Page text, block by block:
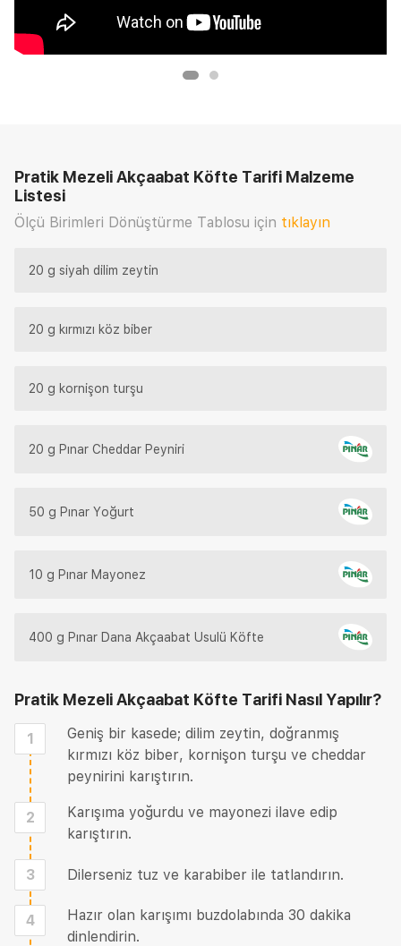
Pratik Mezeli Akçaabat Köfte Tarifi Malzeme
Listesi
Ölçü Birimleri Dönüştürme Tablosu için tıklayın
20 g siyah dilim zeytin
20 g kırmızı köz biber
20 g kornişon turşu
20 g Pınar Cheddar Peyniri
50 g Pınar Yoğurt
10 g Pınar Mayonez
400 g Pınar Dana Akçaabat Usulü Köfte
Pratik Mezeli Akçaabat Köfte Tarifi Nasıl Yapılır?
1
Geniş bir kasede; dilim zeytin, doğranmış
kırmızı köz biber, kornişon turşu ve cheddar
peynirini karıştırın.
2
Karışıma yoğurdu ve mayonezi ilave edip
karıştırın.
3 Dilerseniz tuz ve karabiber ile tatlandırın.
4
Hazır olan karışımı buzdolabında 30 dakika
dinlendirin.